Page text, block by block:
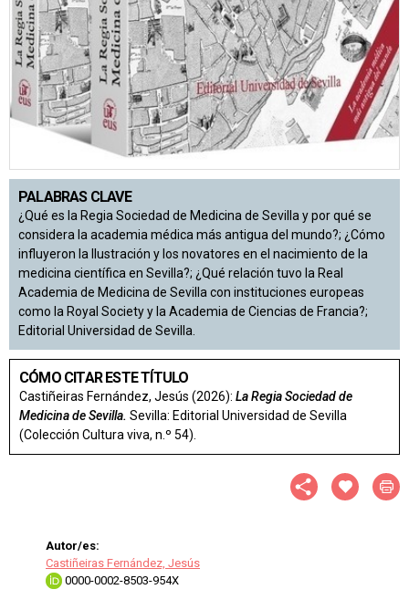
PALABRAS CLAVE
¿Qué es la Regia Sociedad de Medicina de Sevilla y por qué se
considera la academia médica más antigua del mundo?; ¿Cómo
influyeron la Ilustración y los novatores en el nacimiento de la
medicina científica en Sevilla?; ¿Qué relación tuvo la Real
Academia de Medicina de Sevilla con instituciones europeas
como la Royal Society y la Academia de Ciencias de Francia?;
Editorial Universidad de Sevilla.
CÓMO CITAR ESTE TÍTULO
Castiñeiras Fernández, Jesús (2026): La Regia Sociedad de
Medicina de Sevilla. Sevilla: Editorial Universidad de Sevilla
(Colección Cultura viva, n.º 54).
Autor/es:
Castiñeiras Fernández, Jesús
0000-0002-8503-954X